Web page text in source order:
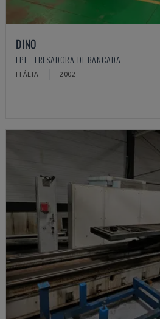
DINO
FPT - FRESADORA DE BANCADA
ITÁLIA 2002